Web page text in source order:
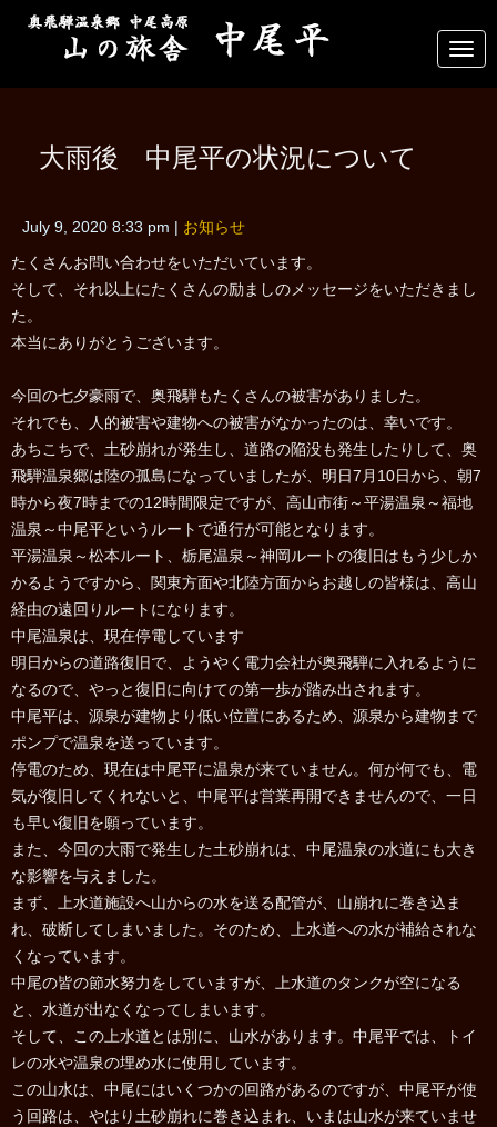
N
a
v
大雨後 中尾平の状況について
July 9, 2020 8:33 pm お知らせ
たくさんお問い合わせをいただいています。
そして、それ以上にたくさんの励ましのメッセージをいただきまし
た。
本当にありがとうございます。
今回の七夕豪雨で、奥飛騨もたくさんの被害がありました。
それでも、人的被害や建物への被害がなかったのは、幸いです。
あちこちで、土砂崩れが発生し、道路の陥没も発生したりして、奥
飛騨温泉郷は陸の孤島になっていましたが、明日7月10日から、朝7
時から夜7時までの12時間限定ですが、高山市街～平湯温泉～福地
温泉～中尾平というルートで通行が可能となります。
平湯温泉～松本ルート、栃尾温泉～神岡ルートの復旧はもう少しか
かるようですから、関東方面や北陸方面からお越しの皆様は、高山
経由の遠回りルートになります。
中尾温泉は、現在停電しています
明日からの道路復旧で、ようやく電力会社が奥飛騨に入れるように
なるので、やっと復旧に向けての第一歩が踏み出されます。
中尾平は、源泉が建物より低い位置にあるため、源泉から建物まで
ポンプで温泉を送っています。
停電のため、現在は中尾平に温泉が来ていません。何が何でも、電
気が復旧してくれないと、中尾平は営業再開できませんので、一日
も早い復旧を願っています。
また、今回の大雨で発生した土砂崩れは、中尾温泉の水道にも大き
な影響を与えました。
まず、上水道施設へ山からの水を送る配管が、山崩れに巻き込ま
れ、破断してしまいました。そのため、上水道への水が補給されな
くなっています。
中尾の皆の節水努力をしていますが、上水道のタンクが空になる
と、水道が出なくなってしまいます。
そして、この上水道とは別に、山水があります。中尾平では、トイ
レの水や温泉の埋め水に使用しています。
この山水は、中尾にはいくつかの回路があるのですが、中尾平が使
う回路は、やはり土砂崩れに巻き込まれ、いまは山水が来ていませ